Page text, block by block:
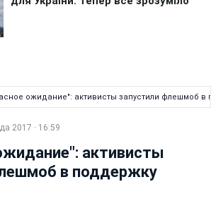
ожидание": активисты запустили флешмоб в
2017 · 16:59
активисты
в поддержку